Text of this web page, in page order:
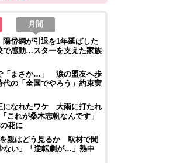
月間
陽岱鋼が引退を1年延ばした
感動…スターを支えた家族
「まさか…」 涙の盟友へ歩
の「全国でやろう」約束実
になれたワケ 大雨に打たれ
これが桑木志帆なんです」
花に
親はどう見るか 取材で聞
ない」「逆転劇が…」熱中